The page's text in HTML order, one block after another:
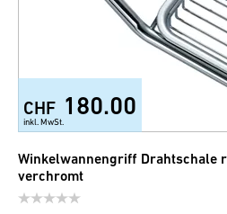
CHF 180.00
inkl. MwSt.
Winkelwannengriff Drahtschale
verchromt